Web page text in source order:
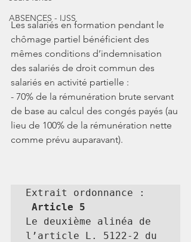
ABSENCES - IJSS
Les salariés en formation pendant le
chômage partiel bénéficient des
mêmes conditions d’indemnisation
des salariés de droit commun des
salariés en activité partielle :
- 70% de la rémunération brute servant
de base au calcul des congés payés (au
lieu de 100% de la rémunération nette
comme prévu auparavant).
Article 5
Le deuxième alinéa de
l’article L. 5122-2 du